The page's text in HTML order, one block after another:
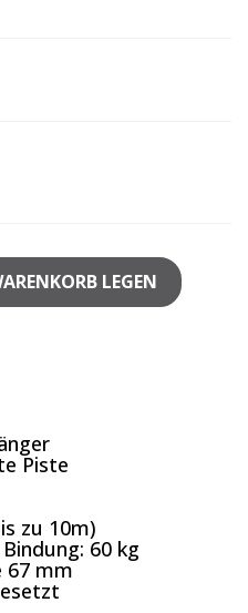
LEGEN
Piste
zu 10m)
Bindung: 60 kg
67 mm